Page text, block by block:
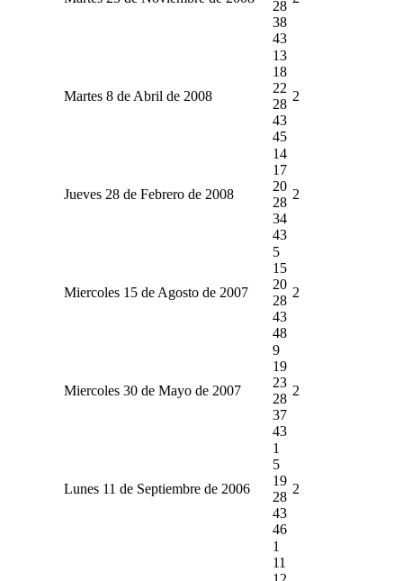
28
38
43
Martes 8 de Abril de 2008
13
18
22
28
43
45
2
Jueves 28 de Febrero de 2008
14
17
20
28
34
43
2
Miercoles 15 de Agosto de 2007
5
15
20
28
43
48
2
Miercoles 30 de Mayo de 2007
9
19
23
28
37
43
2
Lunes 11 de Septiembre de 2006
1
5
19
28
43
46
2
1
11